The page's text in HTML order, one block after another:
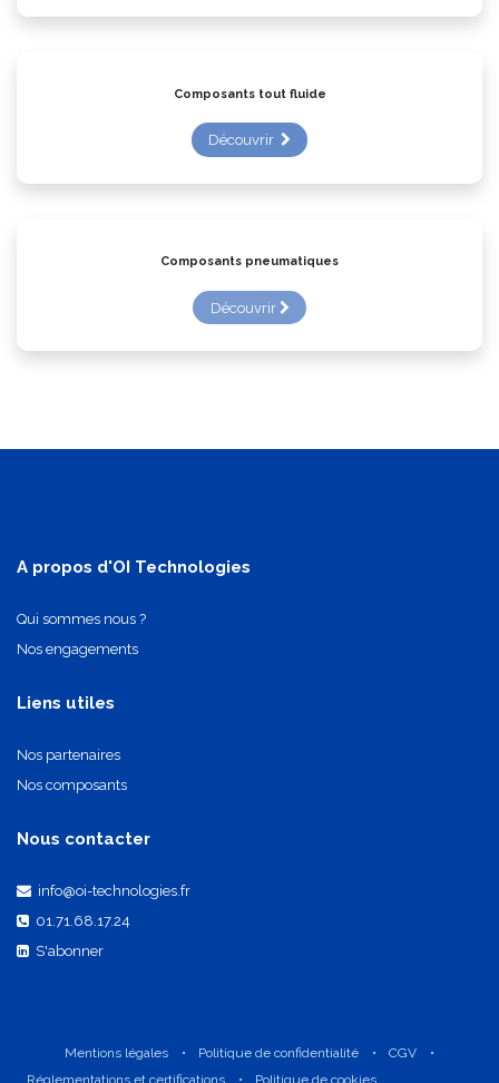
Composants tout fluide
Découvrir
Composants pneumatiques
Découvrir
A propos d'OI Technologies
Qui sommes nous ?
Nos engagements
Liens utiles
Nos partenaires
Nos composants
Nous contacter
info@oi-technologies.fr
01.71.68.17.24
S'abonner
Mentions légales • Politique de confidentialité • CGV
•